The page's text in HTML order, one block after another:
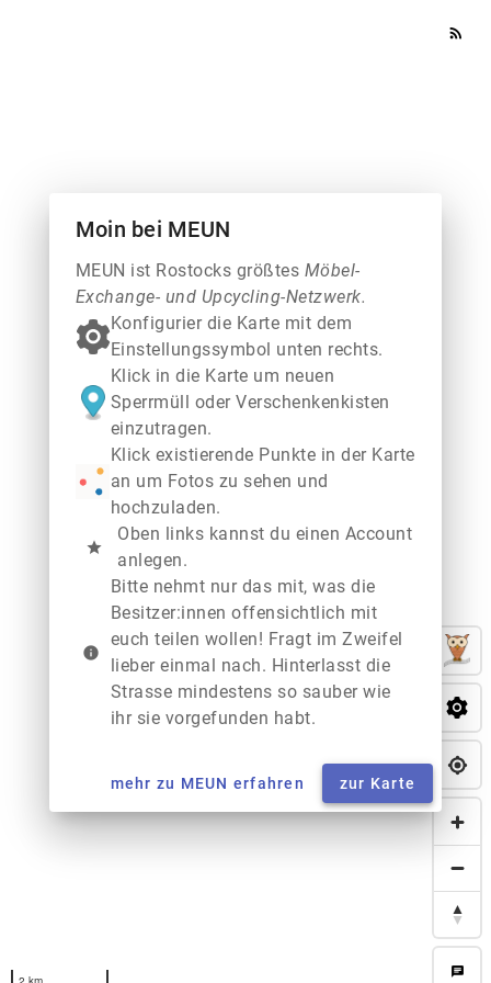
rss_feed
chat
Moin bei MEUN
MEUN ist Rostocks größtes Möbel-
Exchange- und Upcycling-Netzwerk.
Konfigurier die Karte mit dem
Einstellungssymbol unten rechts.
Klick in die Karte um neuen
Sperrmüll oder Verschenkenkisten
einzutragen.
Klick existierende Punkte in der Karte
an um Fotos zu sehen und
hochzuladen.
star
Oben links kannst du einen Account
anlegen.
info
Bitte nehmt nur das mit, was die
Besitzer:innen offensichtlich mit
euch teilen wollen! Fragt im Zweifel
lieber einmal nach. Hinterlasst die
Strasse mindestens so sauber wie
ihr sie vorgefunden habt.
mehr zu MEUN erfahren zur Karte